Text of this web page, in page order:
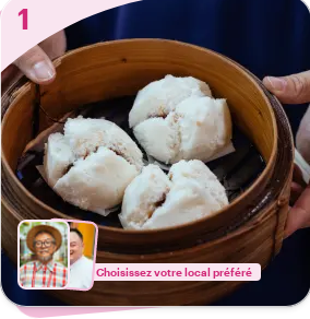
1
Choisissez votre local préféré